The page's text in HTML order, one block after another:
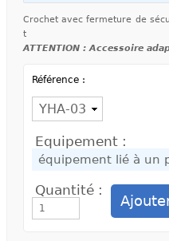
Crochet avec fermeture de
t
ATTENTION : Accessoire
Référence :
Equipement :
Quantité :